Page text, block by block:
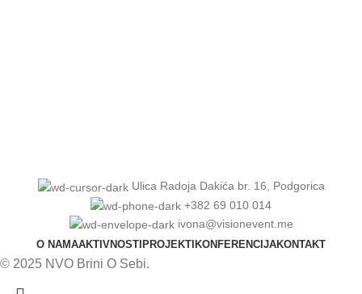
Ulica Radoja Dakića br. 16, Podgorica
+382 69 010 014
ivona@visionevent.me
O NAMAAKTIVNOSTI PROJEKTI KONFERENCIJAKONTAKT
© 2025 NVO Brini O Sebi.